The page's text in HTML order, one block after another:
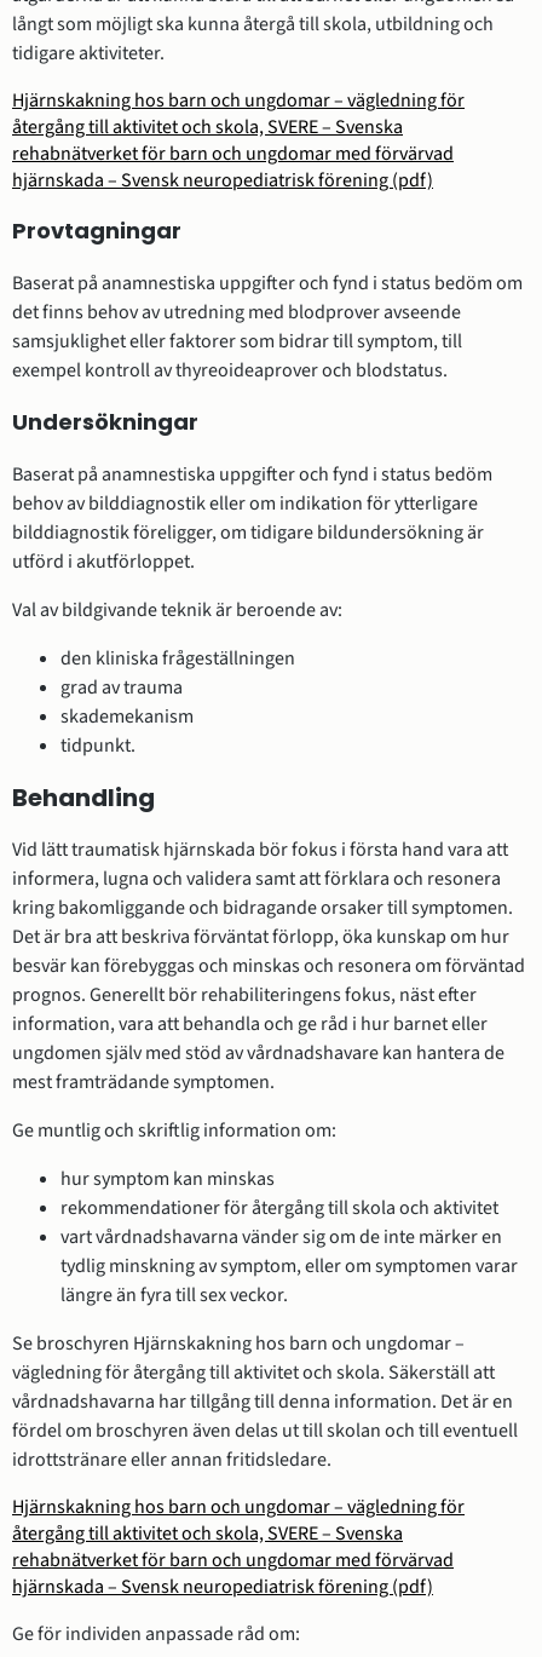
långt som möjligt ska kunna återgå till skola, utbildning och
tidigare aktiviteter.
Hjärnskakning hos barn och ungdomar – vägledning för
återgång till aktivitet och skola, SVERE – Svenska
rehabnätverket för barn och ungdomar med förvärvad
hjärnskada – Svensk neuropediatrisk förening (pdf)
Provtagningar
Baserat på anamnestiska uppgifter och fynd i status bedöm om
det finns behov av utredning med blodprover avseende
samsjuklighet eller faktorer som bidrar till symptom, till
exempel kontroll av thyreoideaprover och blodstatus.
Undersökningar
Baserat på anamnestiska uppgifter och fynd i status bedöm
behov av bilddiagnostik eller om indikation för ytterligare
bilddiagnostik föreligger, om tidigare bildundersökning är
utförd i akutförloppet.
Val av bildgivande teknik är beroende av:
den kliniska frågeställningen
grad av trauma
skademekanism
tidpunkt.
Behandling
Vid lätt traumatisk hjärnskada bör fokus i första hand vara att
informera, lugna och validera samt att förklara och resonera
kring bakomliggande och bidragande orsaker till symptomen.
Det är bra att beskriva förväntat förlopp, öka kunskap om hur
besvär kan förebyggas och minskas och resonera om förväntad
prognos. Generellt bör rehabiliteringens fokus, näst efter
information, vara att behandla och ge råd i hur barnet eller
ungdomen själv med stöd av vårdnadshavare kan hantera de
mest framträdande symptomen.
Ge muntlig och skriftlig information om:
hur symptom kan minskas
rekommendationer för återgång till skola och aktivitet
vart vårdnadshavarna vänder sig om de inte märker en
tydlig minskning av symptom, eller om symptomen varar
längre än fyra till sex veckor.
Se broschyren Hjärnskakning hos barn och ungdomar –
vägledning för återgång till aktivitet och skola. Säkerställ att
vårdnadshavarna har tillgång till denna information. Det är en
fördel om broschyren även delas ut till skolan och till eventuell
idrottstränare eller annan fritidsledare.
Hjärnskakning hos barn och ungdomar – vägledning för
återgång till aktivitet och skola, SVERE – Svenska
rehabnätverket för barn och ungdomar med förvärvad
hjärnskada – Svensk neuropediatrisk förening (pdf)
Ge för individen anpassade råd om: